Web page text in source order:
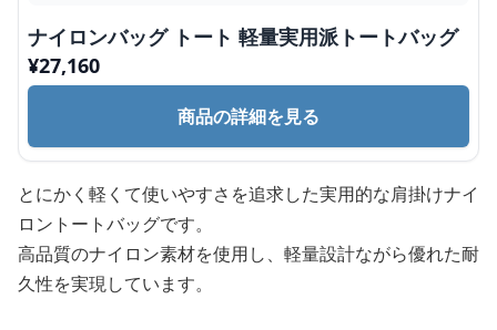
ナイロンバッグ トート 軽量実用派トートバッグ
¥27,160
商品の詳細を見る
とにかく軽くて使いやすさを追求した実用的な肩掛けナイ
ロントートバッグです。
高品質のナイロン素材を使用し、軽量設計ながら優れた耐
久性を実現しています。